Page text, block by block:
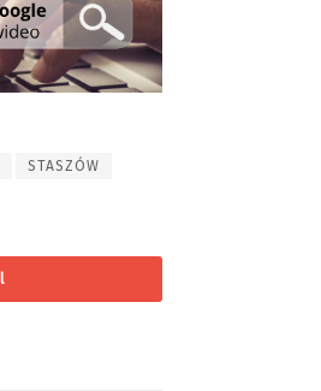
STASZÓW